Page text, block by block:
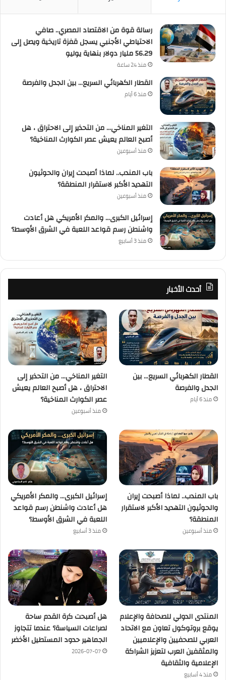
رسالة قوة من الاقتصاد المصري.. صافي
الاحتياطي الأجنبي يسجل قفزة تاريخية ويصل إلى
56.29 مليار دولار بنهاية يوليو
منذ 24 ساعة
القطار الكهربائي السريع… بين الجدل والفرصة
منذ 6 أيام
التغير المناخي… من التحذير إلى الاحتراق ، هل
أصبح العالم يعيش عصر الكوارث المناخية؟
منذ أسبوعين
باب المندب.. لماذا أصبحت إيران والحوثيون
التهديد الأكبر لاستقرار المنطقة؟
منذ أسبوعين
إسرائيل الكبرى… والمكر الأمريكي هل أعادت
واشنطن رسم قواعد اللعبة في الشرق الأوسط؟
منذ 3 أسابيع
أحدث الأخبار
القطار الكهربائي السريع… بين
الجدل والفرصة
منذ 6 أيام
التغير المناخي… من التحذير إلى
الاحتراق ، هل أصبح العالم يعيش
عصر الكوارث المناخية؟
منذ أسبوعين
باب المندب.. لماذا أصبحت إيران
والحوثيون التهديد الأكبر لاستقرار
المنطقة؟
منذ أسبوعين
إسرائيل الكبرى… والمكر الأمريكي
هل أعادت واشنطن رسم قواعد
اللعبة في الشرق الأوسط؟
منذ 3 أسابيع
المنتدى الدولي للصحافة والإعلام
يوقع بروتوكول تعاون مع الاتحاد
العربي للصحفيين والإعلاميين
والمثقفين العرب لتعزيز الشراكة
الإعلامية والثقافية
منذ 4 أسابيع
هل أصبحت كرة القدم ساحة
لصراعات السياسة؟ عندما تتجاوز
الجماهير حدود المستطيل الأخضر
2026-07-07